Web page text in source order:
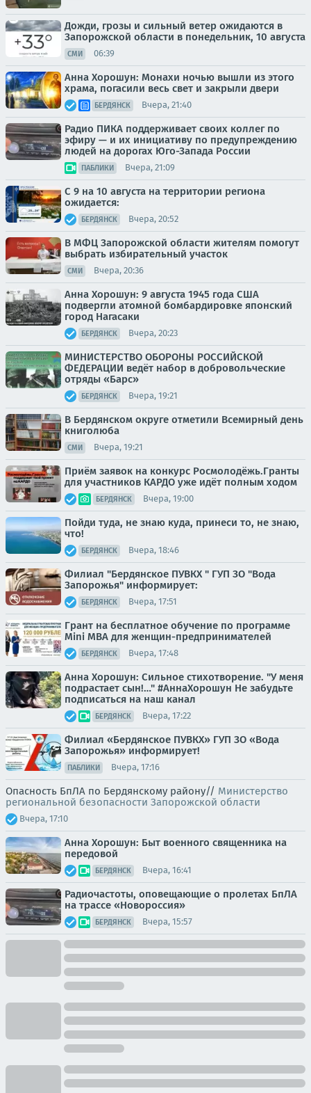
Дожди, грозы и сильный ветер ожидаются в
Запорожской области в понедельник, 10 августа
СМИ 06:39
Анна Хорошун: Монахи ночью вышли из этого
храма, погасили весь свет и закрыли двери
БЕРДЯНСК Вчера, 21:40
Радио ПИКА поддерживает своих коллег по
эфиру — и их инициативу по предупреждению
людей на дорогах Юго-Запада России
ПАБЛИКИ Вчера, 21:09
С 9 на 10 августа на территории региона
ожидается:
БЕРДЯНСК Вчера, 20:52
В МФЦ Запорожской области жителям помогут
выбрать избирательный участок
СМИ Вчера, 20:36
Анна Хорошун: 9 августа 1945 года США
подвергли атомной бомбардировке японский
город Нагасаки
БЕРДЯНСК Вчера, 20:23
МИНИСТЕРСТВО ОБОРОНЫ РОССИЙСКОЙ
ФЕДЕРАЦИИ ведёт набор в добровольческие
отряды «Барс»
БЕРДЯНСК Вчера, 19:21
В Бердянском округе отметили Всемирный день
книголюба
СМИ Вчера, 19:21
Приём заявок на конкурс Росмолодёжь.Гранты
для участников КАРДО уже идёт полным ходом
БЕРДЯНСК Вчера, 19:00
Пойди туда, не знаю куда, принеси то, не знаю,
что!
БЕРДЯНСК Вчера, 18:46
Филиал "Бердянское ПУВКХ " ГУП ЗО "Вода
Запорожья" информирует:
БЕРДЯНСК Вчера, 17:51
Грант на бесплатное обучение по программе
Mini MBA для женщин-предпринимателей
БЕРДЯНСК Вчера, 17:48
Анна Хорошун: Сильное стихотворение. "У меня
подрастает сын!…" #АннаХорошун Не забудьте
подписаться на наш канал
БЕРДЯНСК Вчера, 17:22
Филиал «Бердянское ПУВКХ» ГУП ЗО «Вода
Запорожья» информирует!
ПАБЛИКИ Вчера, 17:16
Опасность БпЛА по Бердянскому району// Министерство
региональной безопасности Запорожской области
Вчера, 17:10
Анна Хорошун: Быт военного священника на
передовой
БЕРДЯНСК Вчера, 16:41
Радиочастоты, оповещающие о пролетах БпЛА
на трассе «Новороссия»
БЕРДЯНСК Вчера, 15:57